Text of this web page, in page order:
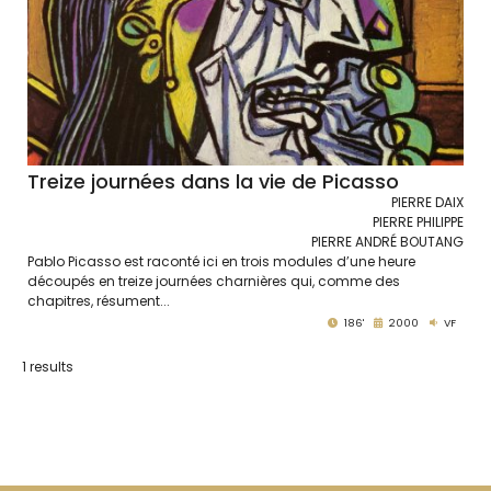
Treize journées dans la vie de Picasso
PIERRE DAIX
PIERRE PHILIPPE
PIERRE ANDRÉ BOUTANG
Pablo Picasso est raconté ici en trois modules d’une heure
découpés en treize journées charnières qui, comme des
chapitres, résument...
186' 2000 VF
1 results